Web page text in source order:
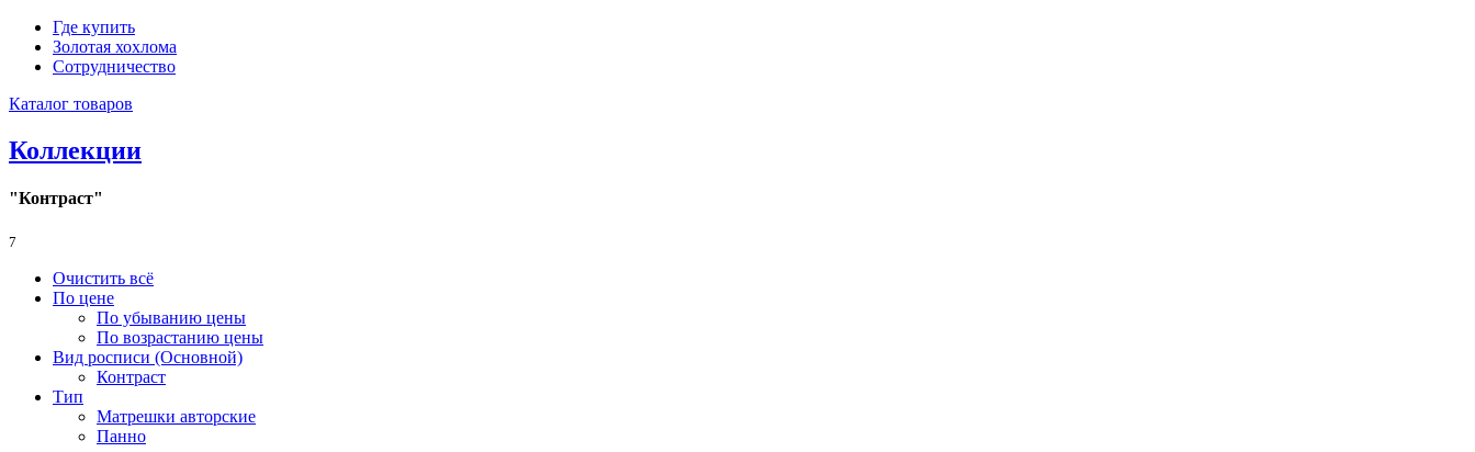
Где купить
Золотая хохлома
Сотрудничество
Каталог товаров
Коллекции
"Контраст"
7
Очистить всё
По цене
По убыванию цены
По возрастанию цены
Вид росписи (Основной)
Контраст
Тип
Матрешки авторские
Панно